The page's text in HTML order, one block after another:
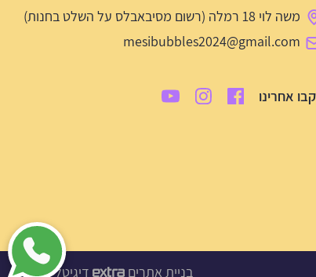
משה לוי 18 רמלה (רשום מסיבאבלס על השלט בחנות)
mesibubbles2024@gmail.com
אחרינו
בניית אתרים דיגיטל